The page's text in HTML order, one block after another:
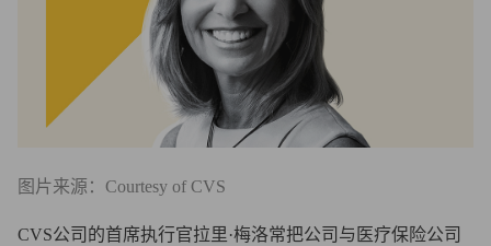
图片来源：Courtesy of CVS
CVS公司的首席执行官拉里·梅洛常把公司与医疗保险公司